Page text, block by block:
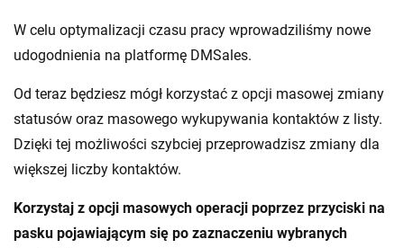
W celu optymalizacji czasu pracy wprowadziliśmy nowe
udogodnienia na platformę DMSales.
Od teraz będziesz mógł korzystać z opcji masowej zmiany
statusów oraz masowego wykupywania kontaktów z listy.
Dzięki tej możliwości szybciej przeprowadzisz zmiany dla
większej liczby kontaktów.
Korzystaj z opcji masowych operacji poprzez przyciski na
pasku pojawiającym się po zaznaczeniu wybranych